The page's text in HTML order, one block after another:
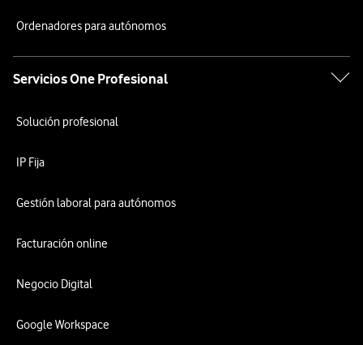
Ordenadores para autónomos
Servicios One Profesional
Solución profesional
IP Fija
Gestión laboral para autónomos
Facturación online
Negocio Digital
Google Workspace